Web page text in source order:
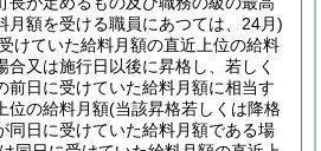
月額を受ける職員にあつては、24月)
けていた給料月額の直近上位の給料
合又は施行日以後に昇格し、若しく
前日に受けていた給料月額に相当す
位の給料月額(当該昇格若しくは降格
同日に受けていた給料月額である場